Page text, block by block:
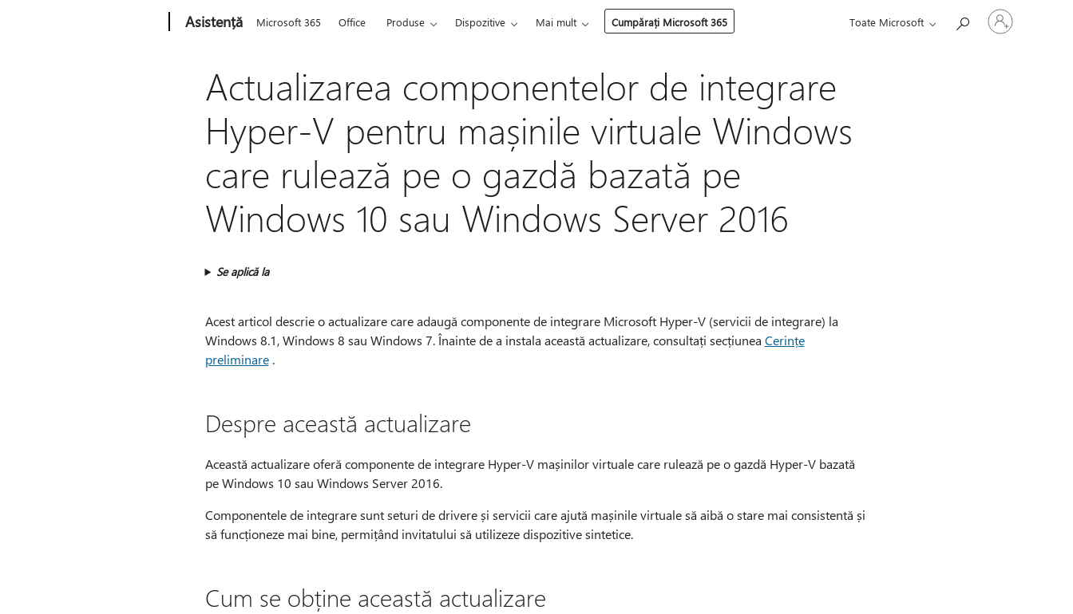
Asistență Microsoft 365 Office Produse Dispozitive Mai mult Cumpărați Microsoft 365 Toate Microsoft
Conectați-
vă
Actualizarea componentelor de integrare
Hyper-V pentru mașinile virtuale Windows
care rulează pe o gazdă bazată pe
Windows 10 sau Windows Server 2016
Se aplică la
Acest articol descrie o actualizare care adaugă componente de integrare Microsoft Hyper-V (servicii de integrare) la
Windows 8.1, Windows 8 sau Windows 7. Înainte de a instala această actualizare, consultați secțiunea Cerințe
preliminare.
Despre această actualizare
Această actualizare oferă componente de integrare Hyper-V mașinilor virtuale care rulează pe o gazdă Hyper-V bazată
pe Windows 10 sau Windows Server 2016.
Componentele de integrare sunt seturi de drivere și servicii care ajută mașinile virtuale să aibă o stare mai consistentă și
să funcționeze mai bine, permițând invitatului să utilizeze dispozitive sintetice.
Cum se obține această actualizare